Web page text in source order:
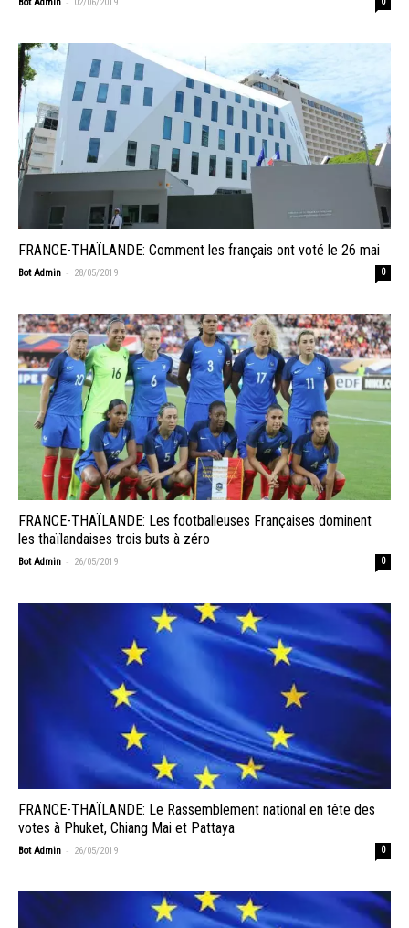
FRANCE-THAÏLANDE: Comment les français ont voté le 26 mai
Bot Admin - 28/05/2019 0
FRANCE-THAÏLANDE: Les footballeuses Françaises dominent
les thaïlandaises trois buts à zéro
Bot Admin - 26/05/2019 0
FRANCE-THAÏLANDE: Le Rassemblement national en tête des
votes à Phuket, Chiang Mai et Pattaya
Bot Admin - 26/05/2019 0